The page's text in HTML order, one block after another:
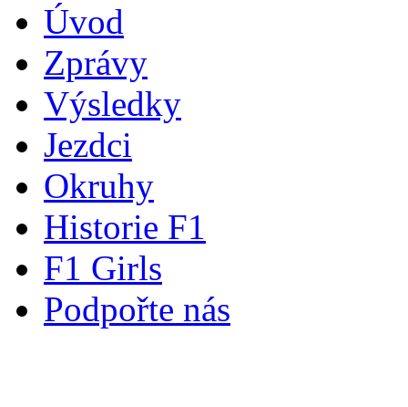
Úvod
Zprávy
Výsledky
Jezdci
Okruhy
Historie F1
F1 Girls
Podpořte nás